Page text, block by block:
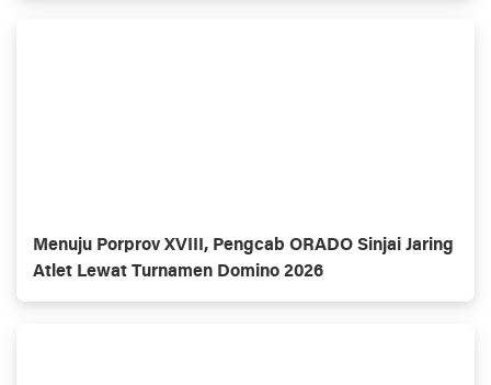
Menuju Porprov XVIII, Pengcab ORADO Sinjai Jaring
Atlet Lewat Turnamen Domino 2026